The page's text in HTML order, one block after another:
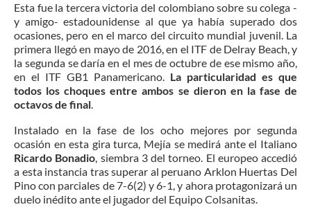
Esta fue la tercera victoria del colombiano sobre su colega -
y amigo- estadounidense al que ya había superado dos
ocasiones, pero en el marco del circuito mundial juvenil. La
primera llegó en mayo de 2016, en el ITF de Delray Beach, y
la segunda se daría en el mes de octubre de ese mismo año,
en el ITF GB1 Panamericano. La particularidad es que
todos los choques entre ambos se dieron en la fase de
octavos de final.
Instalado en la fase de los ocho mejores por segunda
ocasión en esta gira turca, Mejía se medirá ante el Italiano
Ricardo Bonadio, siembra 3 del torneo. El europeo accedió
a esta instancia tras superar al peruano Arklon Huertas Del
Pino con parciales de 7-6(2) y 6-1, y ahora protagonizará un
duelo inédito ante el jugador del Equipo Colsanitas.